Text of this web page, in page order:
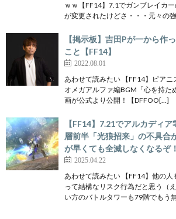
ｗｗ【FF14】7.1でガンブレイカ
が変更されたけどさ・・・元々の
【掲示板】吉田Pが一から作
こと【FF14】
2022.08.01
あわせて読みたい 【FF14】ピアニ
オメガアルファ編BGM「心を持た
画が公式より公開！【DFFOO[…]
【FF14】7.21でアルカディ
層前半「光狼招来」の不具合
が早くても全滅しなくなるぞ！
2025.04.22
あわせて読みたい 【FF14】他の
って結構なリスク行為だと思う（
い方のバトルタワーも79階でもう